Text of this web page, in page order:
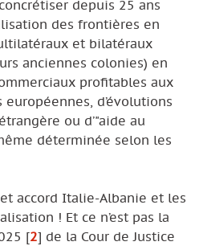
depuis 25 ans
des frontières en
et bilatéraux
anciennes colonies) en
profitables aux
d’évolutions
ou d’"aide au
déterminée selon les
accord Italie-Albanie et les
! Et ce n’est pas la
[2] de la Cour de Justice